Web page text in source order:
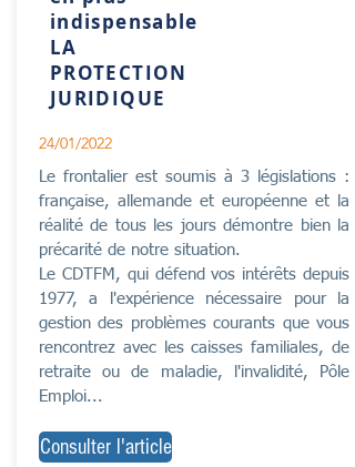
indispensable
LA
PROTECTION
JURIDIQUE
24/01/2022
Le frontalier est soumis à 3 législations :
française, allemande et européenne et la
réalité de tous les jours démontre bien la
précarité de notre situation.
Le CDTFM, qui défend vos intérêts depuis
1977, a l'expérience nécessaire pour la
gestion des problèmes courants que vous
rencontrez avec les caisses familiales, de
retraite ou de maladie, l'invalidité, Pôle
Emploi...
Consulter l'article